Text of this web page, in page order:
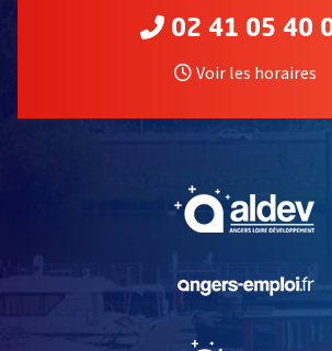
02 41 05 40
Voir les horaires